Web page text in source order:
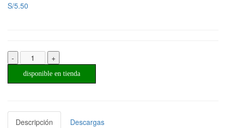
S/5.50
- +
disponible en tienda
Descripción
Descargas